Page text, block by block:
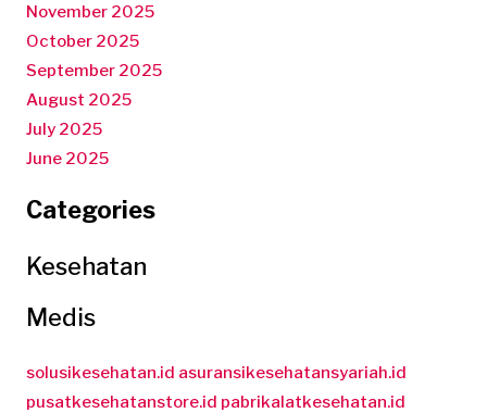
November 2025
October 2025
September 2025
August 2025
July 2025
June 2025
Categories
Kesehatan
Medis
solusikesehatan.id asuransikesehatansyariah.id
pusatkesehatanstore.id pabrikalatkesehatan.id